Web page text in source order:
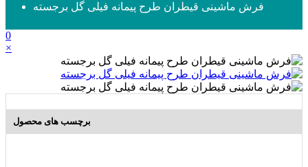
فرش ماشینی قیطران طرح پیمانه فیلی گل برجسته
0
×
برچسب های محصول